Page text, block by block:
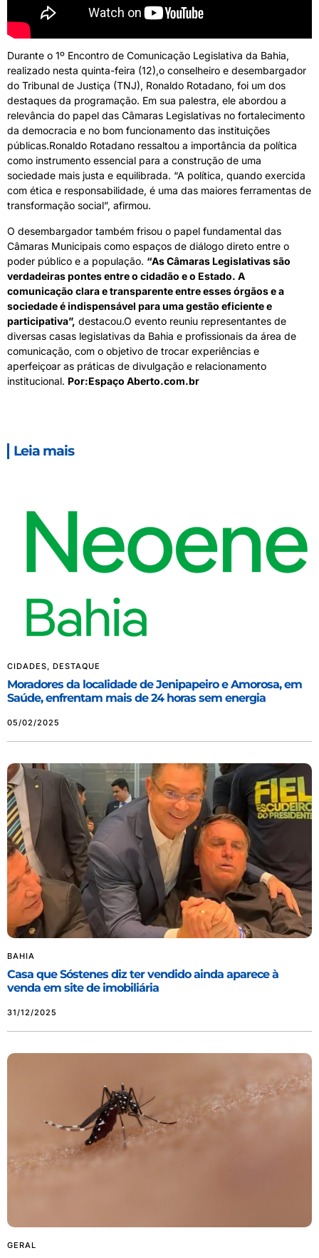
Durante o 1º Encontro de Comunicação Legislativa da Bahia,
realizado nesta quinta-feira (12),o conselheiro e desembargador
do Tribunal de Justiça (TNJ), Ronaldo Rotadano, foi um dos
destaques da programação. Em sua palestra, ele abordou a
relevância do papel das Câmaras Legislativas no fortalecimento
da democracia e no bom funcionamento das instituições
públicas.Ronaldo Rotadano ressaltou a importância da política
como instrumento essencial para a construção de uma
sociedade mais justa e equilibrada. “A política, quando exercida
com ética e responsabilidade, é uma das maiores ferramentas de
transformação social”, afirmou.
O desembargador também frisou o papel fundamental das
Câmaras Municipais como espaços de diálogo direto entre o
poder público e a população. “As Câmaras Legislativas são
verdadeiras pontes entre o cidadão e o Estado. A
comunicação clara e transparente entre esses órgãos e a
sociedade é indispensável para uma gestão eficiente e
participativa”, destacou.O evento reuniu representantes de
diversas casas legislativas da Bahia e profissionais da área de
comunicação, com o objetivo de trocar experiências e
aperfeiçoar as práticas de divulgação e relacionamento
institucional. Por:Espaço Aberto.com.br
Leia mais
CIDADES, DESTAQUE
Moradores da localidade de Jenipapeiro e Amorosa, em
Saúde, enfrentam mais de 24 horas sem energia
05/02/2025
BAHIA
Casa que Sóstenes diz ter vendido ainda aparece à
venda em site de imobiliária
31/12/2025
GERAL